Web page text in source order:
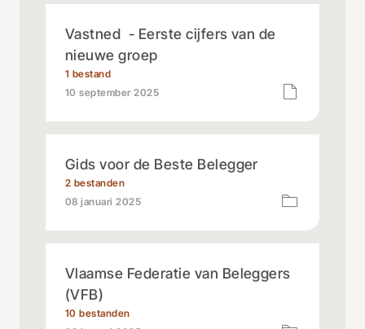
Vastned - Eerste cijfers van de
nieuwe groep
1 bestand
10 september 2025
Gids voor de Beste Belegger
2 bestanden
08 januari 2025
Vlaamse Federatie van Beleggers
(VFB)
10 bestanden